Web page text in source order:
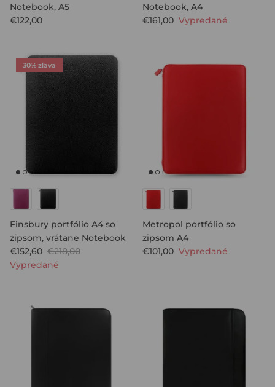
Notebook, A5
€122,00
Notebook, A4
€161,00 Vypredané
30% zľava
Finsbury portfólio A4 so
zipsom, vrátane Notebook
€152,60 €218,00
Vypredané
Metropol portfólio so
zipsom A4
€101,00 Vypredané